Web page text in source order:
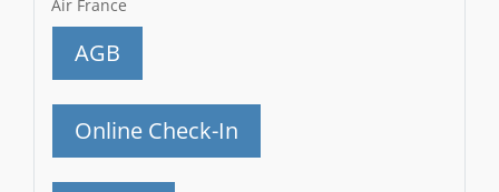
Air France
AGB
Online Check-In